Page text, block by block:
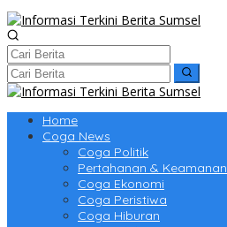
Home
Coga News
Coga Politik
Pertahanan & Keamanan
Coga Ekonomi
Coga Peristiwa
Coga Hiburan